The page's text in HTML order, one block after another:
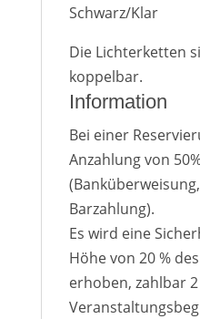
Schwarz/Klar
Die Lichterketten
koppelbar.
Information
Bei einer
Anzahlung von
Barzahlung).
Es wird eine
Höhe von 20 %
erhoben, zahlbar